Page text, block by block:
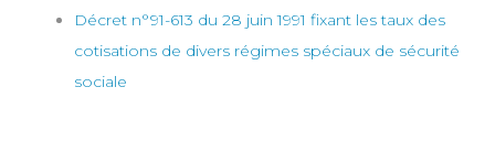
Décret n°91-613 du 28 juin 1991 fixant les taux des
cotisations de divers régimes spéciaux de sécurité
sociale